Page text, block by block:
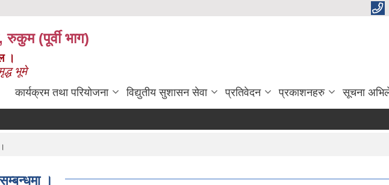
रुकुम (पूर्वी भाग)
।
भूमे
कार्यक्रम तथा परियोजना विद्युतीय सुशासन सेवा प्रतिवेदन प्रकाशनहरु सूचना
।